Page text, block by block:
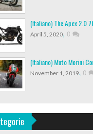
(Italiano) The Apex 2.0
April 5, 2020, 0
(Italiano) Moto Morini
November 1, 2019, 0